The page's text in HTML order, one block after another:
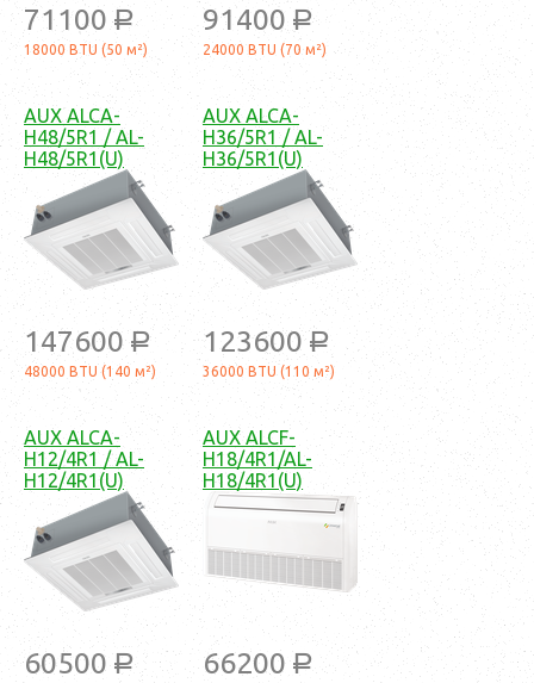
71100 a
18000 BTU (50 м²)
91400 a
24000 BTU (70 м²)
AUX ALCA-
H48/5R1 / AL-
H48/5R1(U)
147600 a
48000 BTU (140 м²)
AUX ALCA-
H36/5R1 / AL-
H36/5R1(U)
123600 a
36000 BTU (110 м²)
AUX ALCA-
H12/4R1 / AL-
H12/4R1(U)
60500 a
AUX ALCF-
H18/4R1/AL-
H18/4R1(U)
66200 a